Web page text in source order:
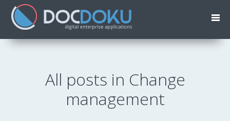
All posts in Change
management